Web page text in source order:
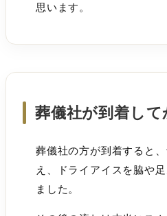
思います。
葬儀社が到着し
葬儀社の方が到着すると
え、ドライアイスを脇や
ました。